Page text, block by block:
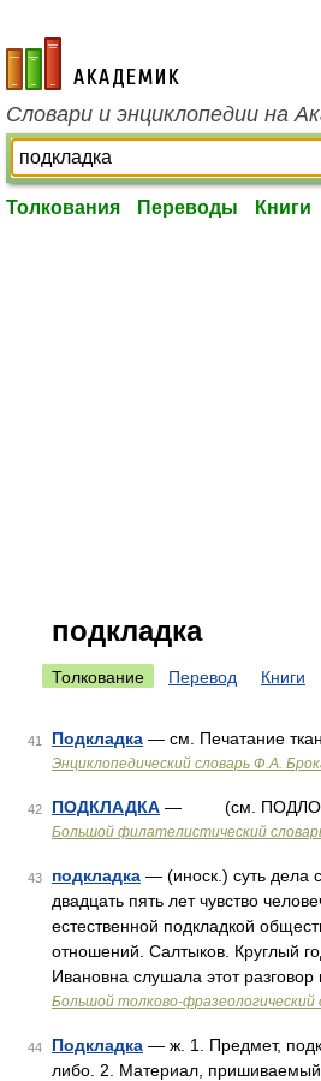
academic.ru
Словари и энциклопедии на
Толкования Переводы Книги
подкладка
Толкование Перевод Книги
41 Подкладка — см. Печатание
Энциклопедический словарь Ф.А.
42 ПОДКЛАДКА — (см.
Большой филателистический
43 подкладка — (иноск.) суть дела
двадцать пять лет чувство
естественной подкладкой
отношений. Салтыков. Круглый
Ивановна слушала этот разговор
Большой толково-фразеологический
44 Подкладка — ж. 1. Предмет,
либо. 2. Материал,